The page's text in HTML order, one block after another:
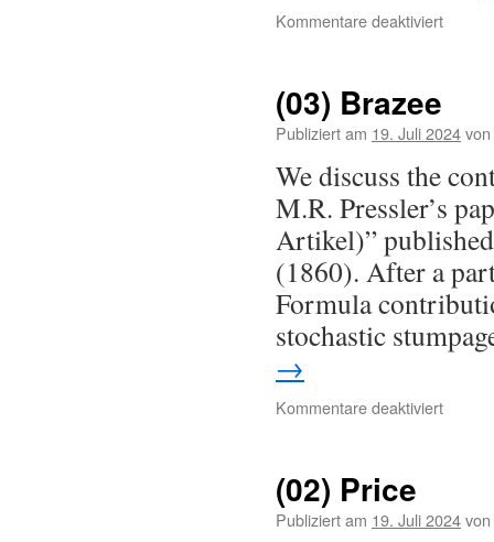
Kommentare deaktiviert
(03) Brazee
Publiziert am 19. Juli 2024von
We discuss the
M.R. Pressler’s
Artikel)”
(1860). After a
Formula
stochastic
→
Kommentare deaktiviert
(02) Price
Publiziert am 19. Juli 2024von